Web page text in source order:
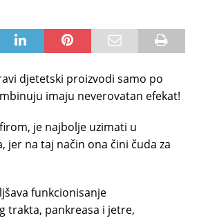
djetetski proizvodi samo po
imaju neverovatan efekat!
je najbolje uzimati u
jer na taj način ona čini čuda za
funkcionisanje
trakta, pankreasa i jetre,